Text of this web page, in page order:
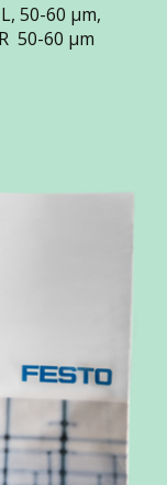
50-60 µm,
µm